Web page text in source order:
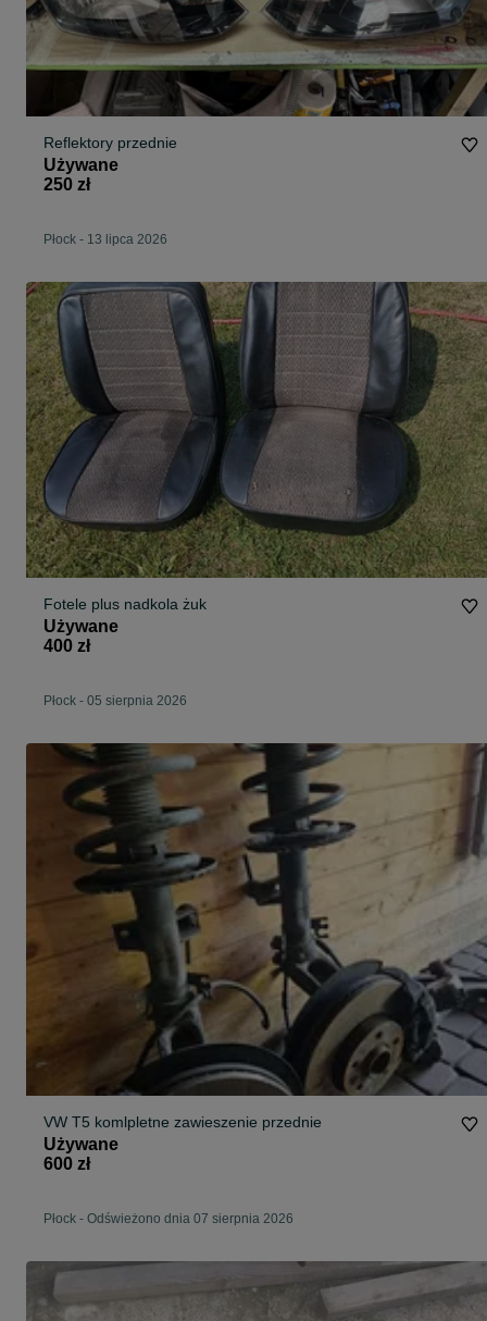
Reflektory przednie
Używane
250 zł
Płock - 13 lipca 2026
Fotele plus nadkola żuk
Używane
400 zł
Płock - 05 sierpnia 2026
VW T5 komlpletne zawieszenie przednie
Używane
600 zł
Płock - Odświeżono dnia 07 sierpnia 2026